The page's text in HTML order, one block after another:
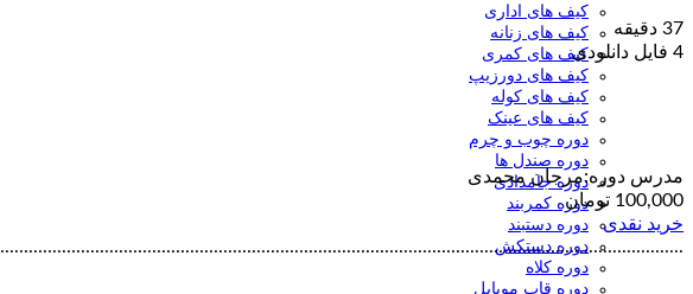
کیف های اداری
کیف های زنانه
کیف های کمری
کیف های دورزیپ
کیف های کوله
کیف های عینک
دوره چوب و چرم
دوره صندل ها
دوره جامدادی
دوره کمربند
دوره دستبند
دوره دستکش
دوره کلاه
دوره قاب موبایل
37 دقیقه
4 فایل دانلودی
مدرس دوره:مرجان محمدی
100,000 تومان
خرید نقدی
................................................................................................................................................